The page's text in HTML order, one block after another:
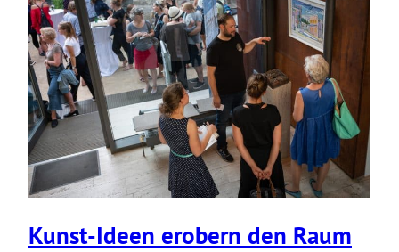
Kunst-Ideen erobern den Raum